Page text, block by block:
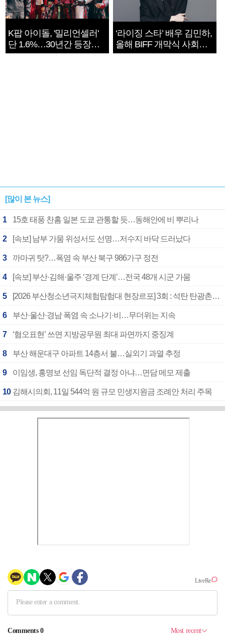
K팝 아이돌, '밀리언셀러'
단 1.6%…30년간 등장
1182개팀 전수조사
‘라이징 스타’ 배우 김민하,
올해 BIFF 개막식 사회자
확정
[많이 본 뉴스]
1 15호 태풍 찬홈 일본 도쿄 관통할 듯…동해안에 비 뿌리나
2 [속보] 남부 가뭄 위성서도 선명…저수지 바닥 드러났다
3 까마귀 탓?…폭염 속 부산 북구 986가구 정전
4 [속보] 부산·김해·울주 ‘경계 단계’…전국 48개 시군 가뭄
5 [2026 부산청소년극지체험탐험대 현장르포] 3회 : 석탄 탄광촌에서 북극 연구의 중심지로
6 부산·울산·경남 폭염 속 소나기·비…무더위는 지속
7 ‘혐오표현’ 쓰면 지방공무원 최대 파면까지 중징계
8 부산 해운대구 아파트 14층서 불…실외기 과열 추정
9 이임생, 홍명보 선임 독단적 결정 아냐…면담 메모 제출
10 김해시의회, 11일 544억 원 규모 민생지원금 조례안 처리 주목